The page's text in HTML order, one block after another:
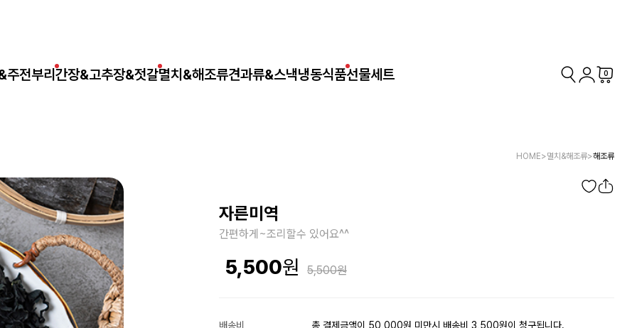
주전부리 간장&고추장&젓갈멸치&해조류견과류&스낵냉동식품선물세트 0
HOME>멸치&해조류>해조류
자른미역
간편하게~조리할수 있어요^^
5,500 5,500
배송비 총 결제금액이 50,000원 미만시 배송비 3,500원이 청구됩니다.